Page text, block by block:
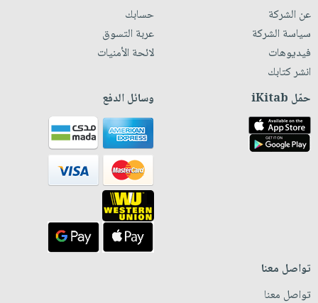
عن الشركة
سياسة الشركة
فيديوهات
انشر كتابك
حسابك
عربة التسوق
لائحة الأمنيات
حمّل iKitab وسائل الدفع
تواصل معنا
تواصل معنا